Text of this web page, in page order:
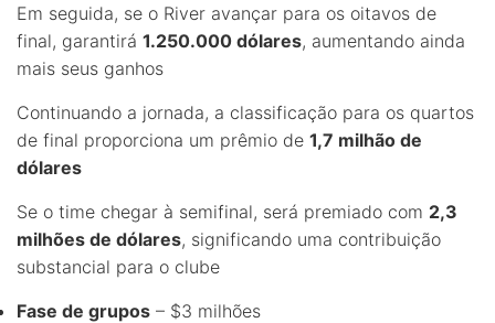
Em seguida, se o River avançar para os oitavos de
final, garantirá 1.250.000 dólares, aumentando ainda
mais seus ganhos
Continuando a jornada, a classificação para os quartos
de final proporciona um prêmio de 1,7 milhão de
dólares
Se o time chegar à semifinal, será premiado com 2,3
milhões de dólares, significando uma contribuição
substancial para o clube
Fase de grupos – $3 milhões